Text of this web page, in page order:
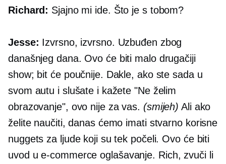
Richard: Sjajno mi ide. Što je s tobom?
Jesse: Izvrsno, izvrsno. Uzbuđen zbog
današnjeg dana. Ovo će biti malo drugačiji
show; bit će poučnije. Dakle, ako ste sada u
svom autu i slušate i kažete "Ne želim
obrazovanje", ovo nije za vas. (smijeh) Ali ako
želite naučiti, danas ćemo imati stvarno korisne
nuggets za ljude koji su tek počeli. Ovo će biti
uvod ue-commerce oglašavanje. Rich, zvuči li